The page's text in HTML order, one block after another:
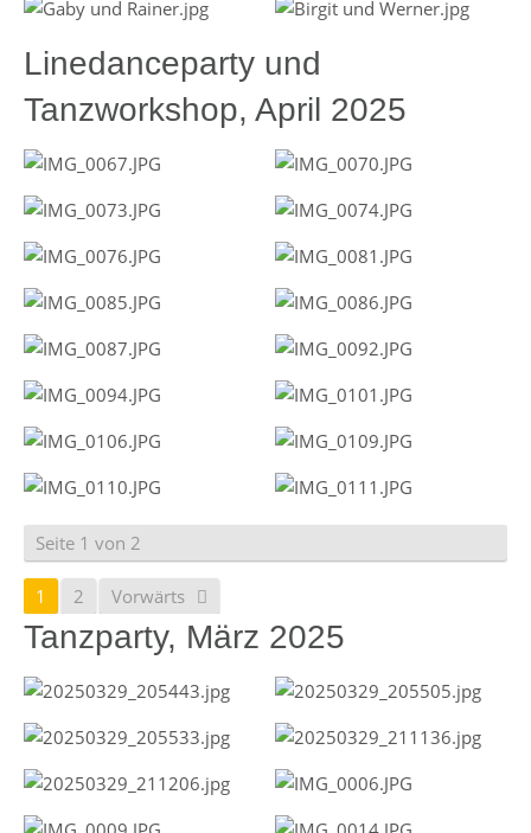
Linedanceparty und
Tanzworkshop, April 2025
Seite 1 von 2
1 2 Vorwärts
Tanzparty, März 2025